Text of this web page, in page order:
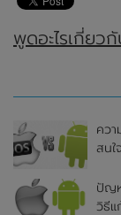
พูดอะไรเกี่ยว
ควา
สนใ
ปัญห
วิธี